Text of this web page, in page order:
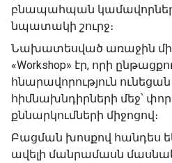
բնապահպան
նպատակի շուրջ։
‍Նախատեսված առաջին
«Workshop» էր, որի
հնարավորություն
հիմնախնդիրների մեջ՝
քննարկումների միջոցով։
Բացման խոսքով հանդես
ավելի մանրամասն